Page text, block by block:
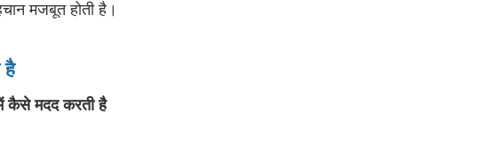
मजबूत होती है।
है
कैसे मदद करती है